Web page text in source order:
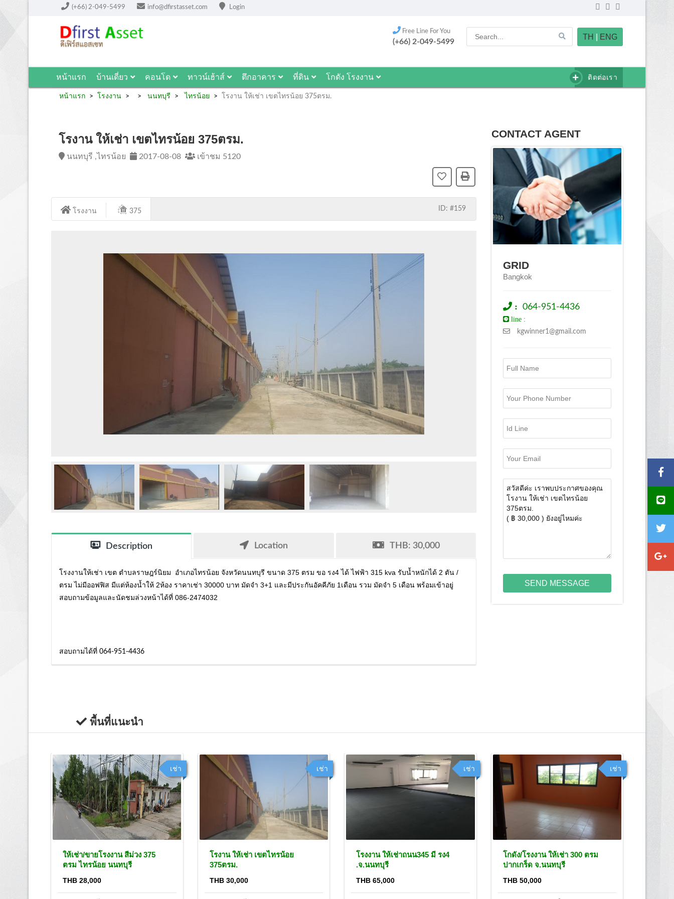
(+66) 2-049-5499 info@dfirstasset.com Login
Free Line For You
(+66) 2-049-5499
TH ENG
ติดต่อเรา
หน้าแรก บ้านเดี่ยว คอนโด ทาวน์เฮ้าส์ ตึกอาคาร ที่ดิน โกดัง โรงงาน
หน้าแรก โรงงาน นนทบุรี ไทรน้อย โรงาน ให้เช่า เขตไทรน้อย 375ตรม.
โรงาน ให้เช่า เขตไทรน้อย 375ตรม.
นนทบุรี ,ไทรน้อย 2017-08-08 เข้าชม 5120
โรงงาน 375 ID: #159
Description Location THB: 30,000
โรงงานให้เช่า เขต ตำบลราษฎร์นิยม อำเภอไทรน้อย จังหวัดนนทบุรี ขนาด 375 ตรม ขอ รง4 ได้ ไฟฟ้า 315 kva รับน้ำหนักได้ 2 ตัน /
ตรม ไม่มีออฟฟิส มีแต่ห้องน้ำให้ 2ห้อง ราคาเช่า 30000 บาท มัดจำ 3+1 และมีประกันอัคคีภัย 1เดือน รวม มัดจำ 5 เดือน พร้อมเข้าอยู่
สอบถามข้อมูลและนัดชมล่วงหน้าได้ที่ 086-2474032
สอบถามได้ที่ 064-951-4436
CONTACT AGENT
GRID
Bangkok
: 064-951-4436
line :
kgwinner1@gmail.com
SEND MESSAGE
พื้นที่แนะนำ
เช่า
ให้เช่า/ขายโรงงาน สีม่วง 375
ตรม ไทรน้อย นนทบุรี
THB 28,000
เช่า
โรงาน ให้เช่า เขตไทรน้อย
375ตรม.
THB 30,000
เช่า
โรงงาน ให้เช่าถนน345 มี รง4
.จ.นนทบุรี
THB 65,000
เช่า
โกดัง/โรงงาน ให้เช่า 300 ตรม
ปากเกร็ด จ.นนทบุรี
THB 50,000